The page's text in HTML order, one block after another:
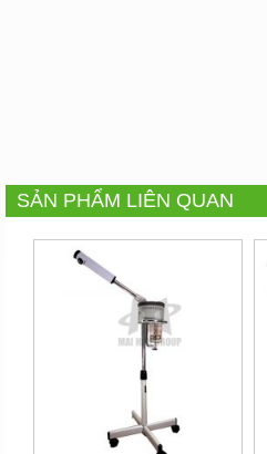
SẢN PHẨM LIÊN QUAN